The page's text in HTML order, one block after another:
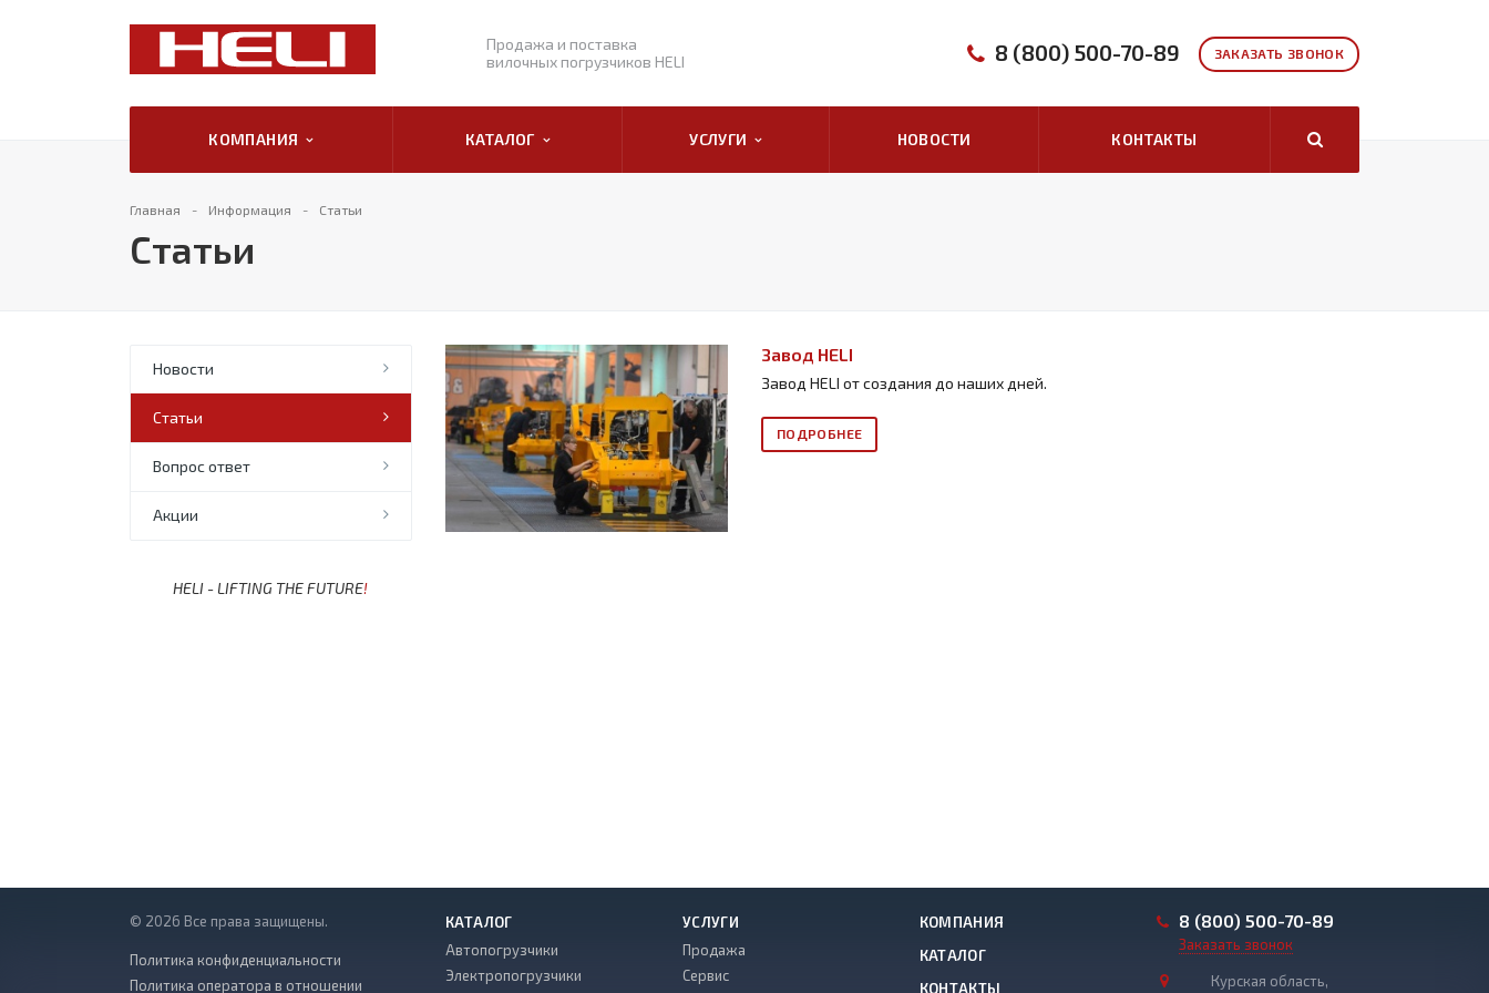
Продажа и поставка
вилочных погрузчиков HELI
ЗАКАЗАТЬ ЗВОНОК
8 (800) 500-70-89
КОМПАНИЯ КАТАЛОГ УСЛУГИ НОВОСТИ КОНТАКТЫ
Главная Информация Статьи
Статьи
Новости
Статьи
Вопрос ответ
Акции
HELI - LIFTING THE FUTURE!
Завод HELI
Завод HELI от создания до наших дней.
ПОДРОБНЕЕ
© 2026 Все права защищены.
Политика конфиденциальности
Политика оператора в отношении
КАТАЛОГ
Автопогрузчики
Электропогрузчики
УСЛУГИ
Продажа
Сервис
КОМПАНИЯ
КАТАЛОГ
КОНТАКТЫ
8 (800) 500-70-89
Заказать звонок
Курская область,